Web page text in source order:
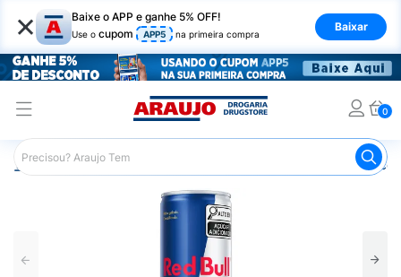
× Baixe o APP e ganhe 5% OFF!
Use o cupom APP5 na primeira compra
Baixar
0
Araujo Mercado